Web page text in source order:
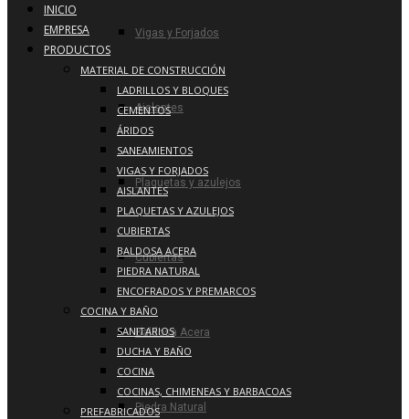
Vigas y Forjados
Aislantes
Plaquetas y azulejos
Cubiertas
Baldosa Acera
Piedra Natural
INICIO
EMPRESA
PRODUCTOS
MATERIAL DE CONSTRUCCIÓN
LADRILLOS Y BLOQUES
CEMENTOS
ÁRIDOS
SANEAMIENTOS
VIGAS Y FORJADOS
AISLANTES
PLAQUETAS Y AZULEJOS
CUBIERTAS
BALDOSA ACERA
PIEDRA NATURAL
ENCOFRADOS Y PREMARCOS
COCINA Y BAÑO
SANITARIOS
DUCHA Y BAÑO
COCINA
COCINAS, CHIMENEAS Y BARBACOAS
PREFABRICADOS